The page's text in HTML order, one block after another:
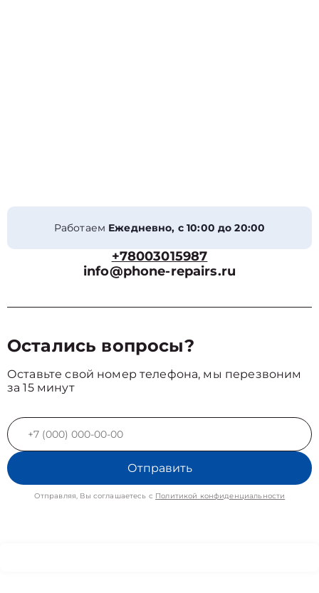
Работаем Ежедневно, с 10:00 до 20:00
+78003015987
info@phone-repairs.ru
Остались вопросы?
Оставьте свой номер телефона, мы перезвоним
за 15 минут
Отправить
Отправляя, Вы соглашаетесь с Политикой конфиденциальности